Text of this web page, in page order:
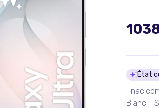
État
Blanc -